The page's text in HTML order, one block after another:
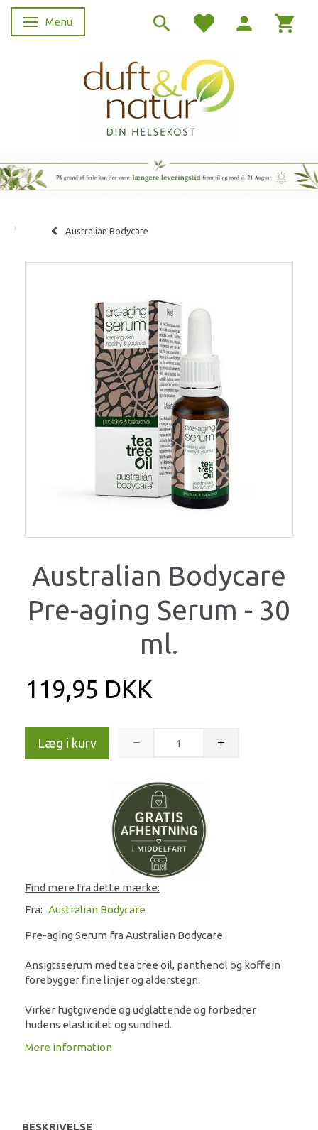
Skifte navigation
Menu
Australian Bodycare
Australian Bodycare
Pre-aging Serum - 30
ml.
119,95 DKK
Læg i kurv
Find mere fra dette mærke:
Fra: Australian Bodycare
Pre-aging Serum fra Australian Bodycare.
Ansigtsserum med tea tree oil, panthenol og koffein
forebygger fine linjer og alderstegn.
Virker fugtgivende og udglattende og forbedrer
hudens elasticitet og sundhed.
Mere information
BESKRIVELSE